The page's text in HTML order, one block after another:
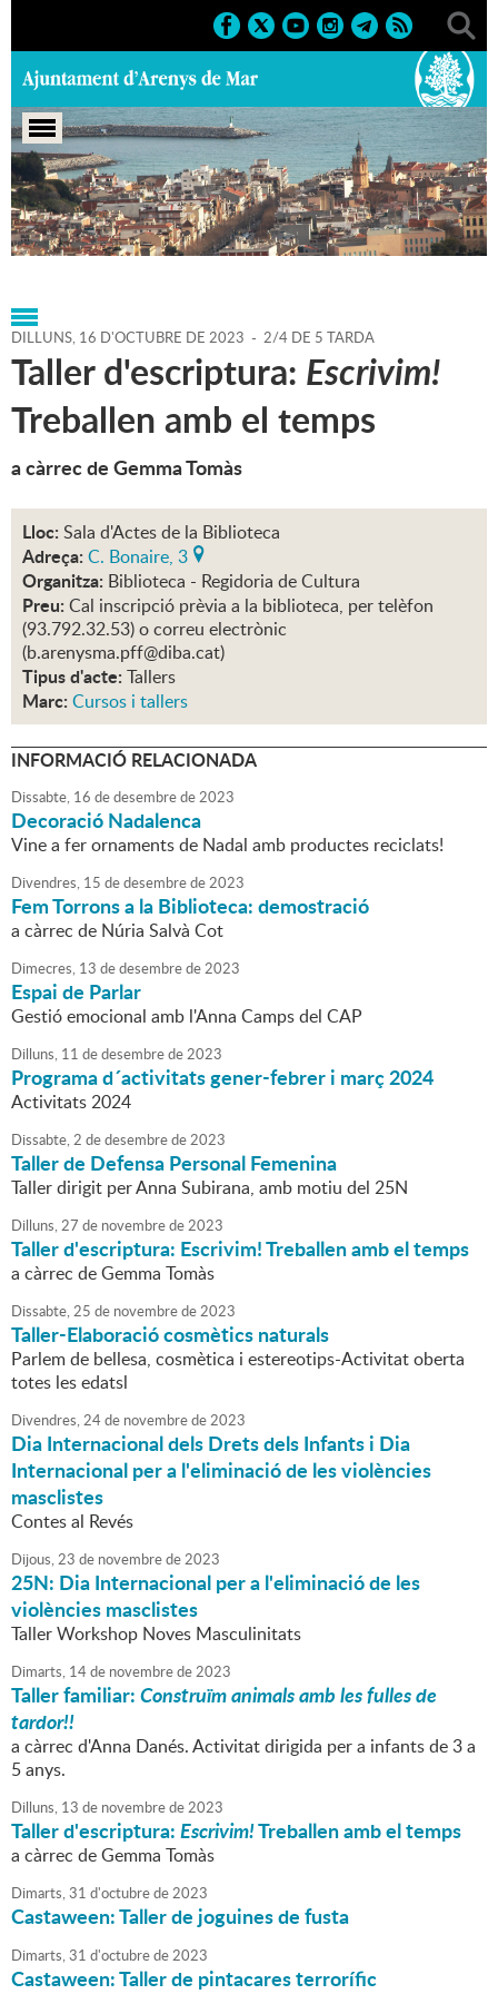
Portada > Regidories > Cultura > Biblioteca P. Fidel
Fita > Agenda > 16-10-2023
DILLUNS, 16 D'OCTUBRE DE 2023 - 2/4 DE 5 TARDA
Taller d'escriptura: Escrivim!
Treballen amb el temps
a càrrec de Gemma Tomàs
Lloc: Sala d'Actes de la Biblioteca
Adreça: C. Bonaire, 3
Organitza: Biblioteca - Regidoria de Cultura
Preu: Cal inscripció prèvia a la biblioteca, per telèfon
(93.792.32.53) o correu electrònic
(b.arenysma.pff@diba.cat)
Tipus d'acte: Tallers
Marc: Cursos i tallers
INFORMACIÓ RELACIONADA
Dissabte, 16 dedesembrede2023
Decoració Nadalenca
Vine a fer ornaments de Nadal amb productes reciclats!
Divendres, 15 dedesembrede2023
Fem Torrons a la Biblioteca: demostració
a càrrec de Núria Salvà Cot
Dimecres, 13 dedesembrede2023
Espai de Parlar
Gestió emocional amb l'Anna Camps del CAP
Dilluns, 11 dedesembrede2023
Programa d´activitats gener-febrer i març 2024
Activitats 2024
Dissabte,2 dedesembrede2023
Taller de Defensa Personal Femenina
Taller dirigit per Anna Subirana, amb motiu del 25N
Dilluns,27 de novembrede2023
Taller d'escriptura: Escrivim! Treballen amb el temps
a càrrec de Gemma Tomàs
Dissabte,25 de novembrede2023
Taller-Elaboració cosmètics naturals
Parlem de bellesa, cosmètica i estereotips-Activitat oberta
totes les edatsl
Divendres,24de novembrede2023
Dia Internacional dels Drets dels Infants i Dia
Internacional per a l'eliminació de les violències
masclistes
Contes al Revés
Dijous,23 de novembrede2023
25N: Dia Internacional per a l'eliminació de les
violències masclistes
Taller Workshop Noves Masculinitats
Dimarts, 14de novembrede2023
Taller familiar:Construïm animals amb les fulles de
tardor!!
a càrrec d'Anna Danés. Activitat dirigida per a infants de 3 a
5 anys.
Dilluns, 13 de novembrede2023
Taller d'escriptura:Escrivim!Treballen amb el temps
a càrrec de Gemma Tomàs
Dimarts,31 d'octubrede2023
Castaween: Taller de joguines de fusta
Dimarts,31 d'octubrede2023
Castaween: Taller de pintacares terrorífic